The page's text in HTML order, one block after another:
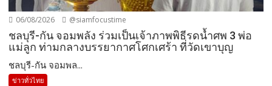
06/08/2026 @siamfocustime
ชลบุรี-กัน จอมพลัง ร่วมเป็นเจ้าภาพพิธีรดน้ำศพ 3 พ่อ
แม่ลูก ท่ามกลางบรรยากาศโศกเศร้า ที่วัดเขาบุญ
ชลบุรี-กัน จอมพล...
ข่าวทั่วไทย